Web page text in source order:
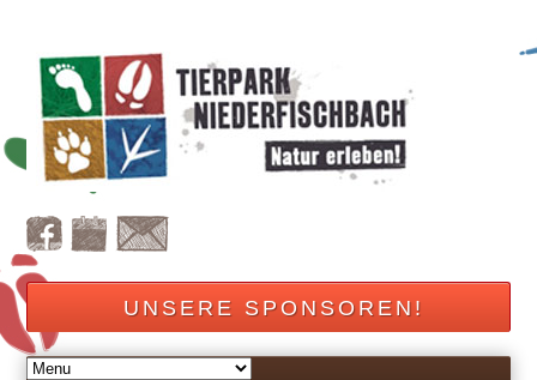
UNSERE SPONSOREN!